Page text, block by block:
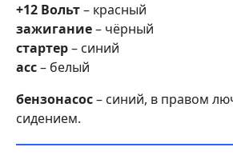
+12 Вольт– красный
зажигание– чёрный
стартер– синий
асс– белый
бензонасос– синий, в правом
сидением.